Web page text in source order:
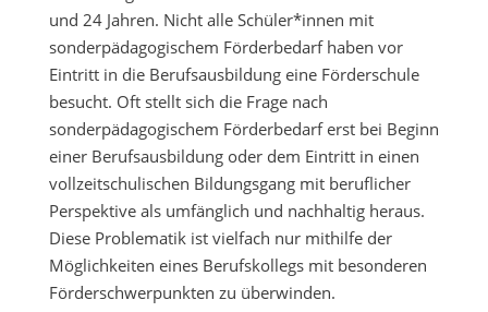
und 24 Jahren. Nicht alle Schüler*innen mit
sonderpädagogischem Förderbedarf haben vor
Eintritt in die Berufsausbildung eine Förderschule
besucht. Oft stellt sich die Frage nach
sonderpädagogischem Förderbedarf erst bei Beginn
einer Berufsausbildung oder dem Eintritt in einen
vollzeitschulischen Bildungsgang mit beruflicher
Perspektive als umfänglich und nachhaltig heraus.
Diese Problematik ist vielfach nur mithilfe der
Möglichkeiten eines Berufskollegs mit besonderen
Förderschwerpunkten zu überwinden.